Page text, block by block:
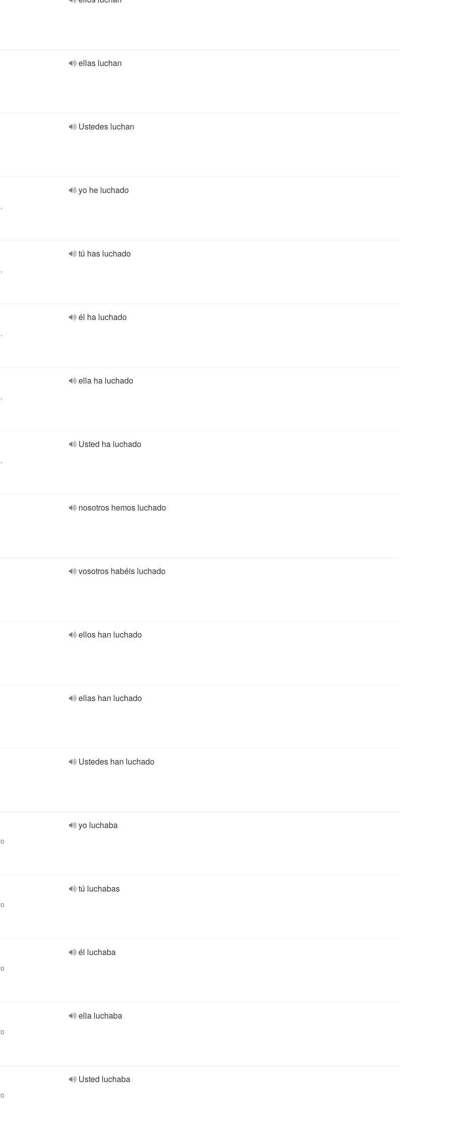
ellas luchan
Ustedes luchan
yo he luchado
tú has luchado
él ha luchado
ella ha luchado
Usted ha luchado
nosotros hemos luchado
vosotros habéis luchado
ellos han luchado
ellas han luchado
Ustedes han luchado
yo luchaba
tú luchabas
él luchaba
ella luchaba
Usted luchaba